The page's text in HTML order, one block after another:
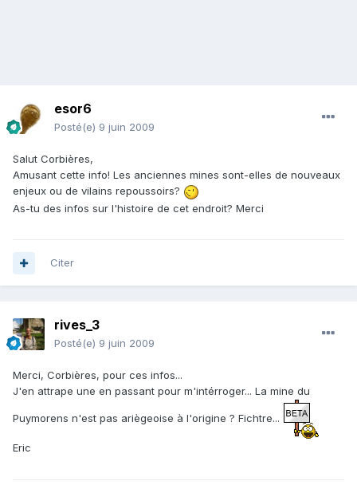
esor6
Posté(e) 9 juin 2009
Salut Corbières,
Amusant cette info! Les anciennes mines sont-elles de nouveaux
enjeux ou de vilains repoussoirs?
As-tu des infos sur l'histoire de cet endroit? Merci
Citer
rives_3
Posté(e) 9 juin 2009
Merci, Corbières, pour ces infos...
J'en attrape une en passant pour m'intérroger... La mine du
Puymorens n'est pas ariègeoise à l'origine ? Fichtre...
Eric